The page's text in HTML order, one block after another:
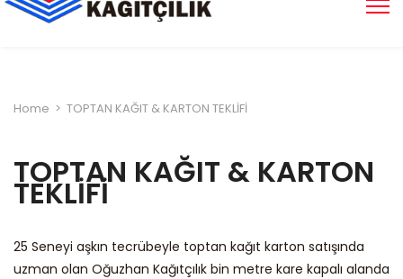
Home > TOPTAN KAĞIT & KARTON TEKLİFİ
TOPTAN KAĞIT & KARTON
TEKLİFİ
25 Seneyi aşkın tecrübeyle toptan kağıt karton satışında
uzman olan Oğuzhan Kağıtçılık bin metre kare kapalı alanda